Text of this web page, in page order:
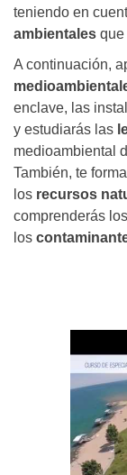
teniendo en
ambientales que
A continuación,
enclave, las
y estudiarás las
medioambiental
También, te
los recursos
comprenderás
los